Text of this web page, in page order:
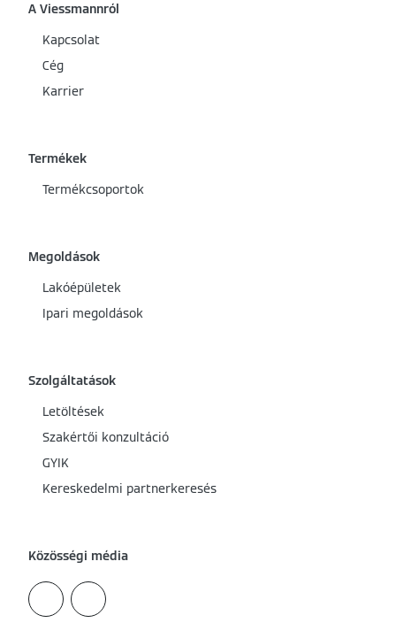
A Viessmannról
Kapcsolat
Cég
Karrier
Termékek
Termékcsoportok
Megoldások
Lakóépületek
Ipari megoldások
Szolgáltatások
Letöltések
Szakértői konzultáció
GYIK
Kereskedelmi partnerkeresés
Közösségi média